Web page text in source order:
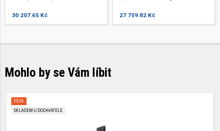
30 207.65 Kč 27 759.82 Kč
Mohlo by se Vám líbit
SKLADEM U DODAVATELE
FEIN